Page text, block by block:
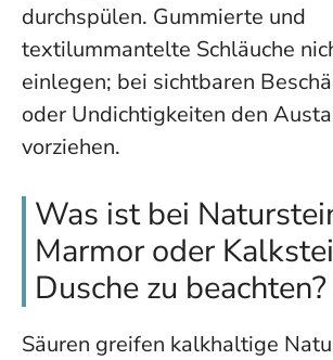
durchspülen. Gummierte und
textilummantelte Schläuche
einlegen; bei sichtbaren
oder Undichtigkeiten den
vorziehen.
Was ist bei
Marmor oder
Dusche zu beachten?
Säuren greifen kalkhaltige